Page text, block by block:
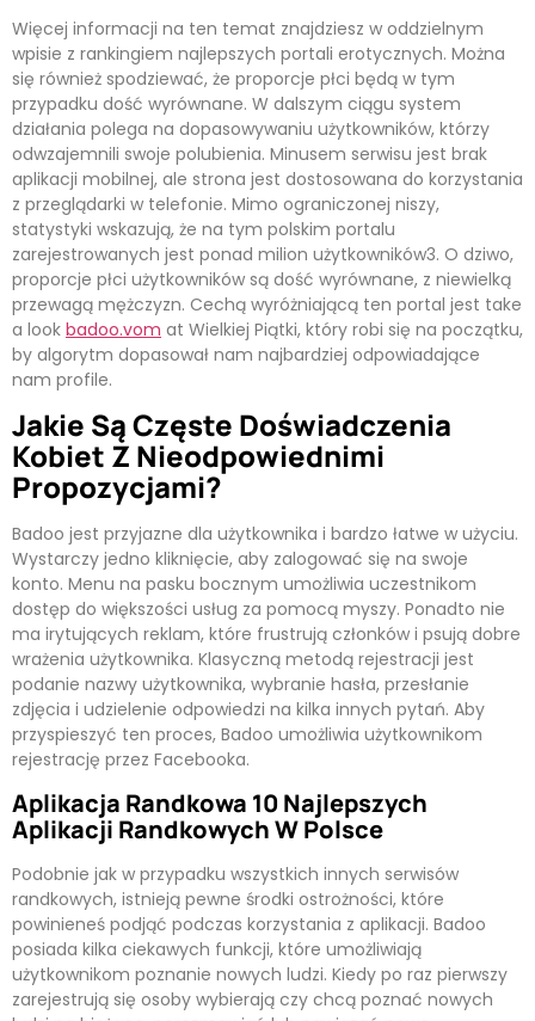
Więcej informacji na ten temat znajdziesz w oddzielnym
wpisie z rankingiem najlepszych portali erotycznych. Można
się również spodziewać, że proporcje płci będą w tym
przypadku dość wyrównane. W dalszym ciągu system
działania polega na dopasowywaniu użytkowników, którzy
odwzajemnili swoje polubienia. Minusem serwisu jest brak
aplikacji mobilnej, ale strona jest dostosowana do korzystania
z przeglądarki w telefonie. Mimo ograniczonej niszy,
statystyki wskazują, że na tym polskim portalu
zarejestrowanych jest ponad milion użytkowników3. O dziwo,
proporcje płci użytkowników są dość wyrównane, z niewielką
przewagą mężczyzn. Cechą wyróżniającą ten portal jest take
a look badoo.vom at Wielkiej Piątki, który robi się na początku,
by algorytm dopasował nam najbardziej odpowiadające
nam profile.
Jakie Są Częste Doświadczenia
Kobiet Z Nieodpowiednimi
Propozycjami?
Badoo jest przyjazne dla użytkownika i bardzo łatwe w użyciu.
Wystarczy jedno kliknięcie, aby zalogować się na swoje
konto. Menu na pasku bocznym umożliwia uczestnikom
dostęp do większości usług za pomocą myszy. Ponadto nie
ma irytujących reklam, które frustrują członków i psują dobre
wrażenia użytkownika. Klasyczną metodą rejestracji jest
podanie nazwy użytkownika, wybranie hasła, przesłanie
zdjęcia i udzielenie odpowiedzi na kilka innych pytań. Aby
przyspieszyć ten proces, Badoo umożliwia użytkownikom
rejestrację przez Facebooka.
Aplikacja Randkowa 10 Najlepszych
Aplikacji Randkowych W Polsce
Podobnie jak w przypadku wszystkich innych serwisów
randkowych, istnieją pewne środki ostrożności, które
powinieneś podjąć podczas korzystania z aplikacji. Badoo
posiada kilka ciekawych funkcji, które umożliwiają
użytkownikom poznanie nowych ludzi. Kiedy po raz pierwszy
zarejestrują się osoby wybierają czy chcą poznać nowych